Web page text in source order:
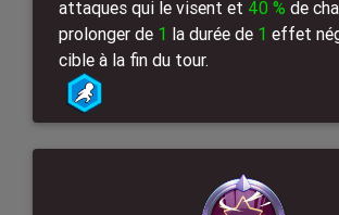
attaques qui le visent et 40 % de
prolonger de 1 la durée de 1 effet
cible à la fin du tour.